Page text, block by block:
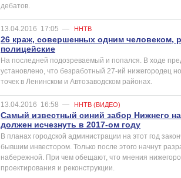
дебатов.
13.04.2016 17:05 — ННТВ
26 краж, совершенных одним человеком,
полицейские
На последней подозреваемый и попался. В ходе
установлено, что безработный 27-ий нижегородец
точек в Ленинском и Автозаводском районах.
13.04.2016 16:58 — ННТВ (ВИДЕО)
Самый известный синий забор Нижнего
должен исчезнуть в 2017-ом году
В планах городской администрации на этот год
бывшим инвестором. Только после этого начнут
набережной. При чем обещают, что мнения
проектирования и реконструкции.